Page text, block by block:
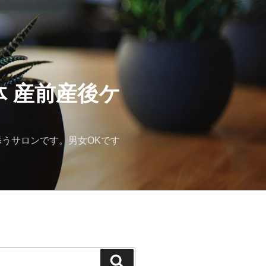
産前産後ケ
サロンです。男女OKです